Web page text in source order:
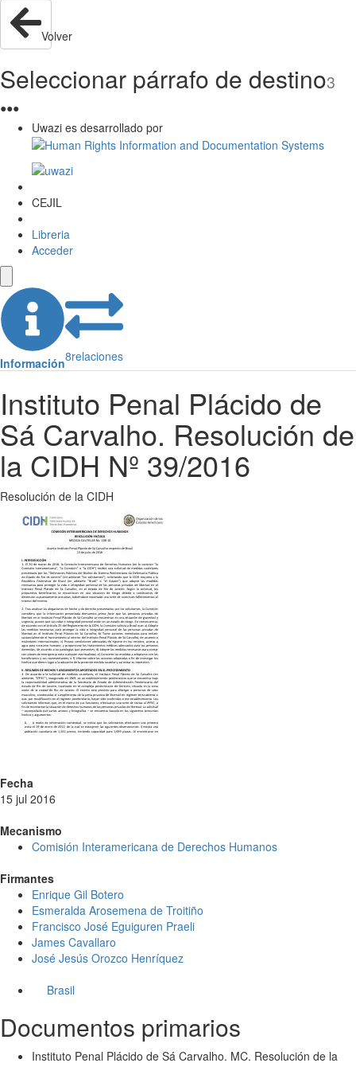
Volver
Seleccionar párrafo de destino3
●●●
Uwazi es desarrollado por
CEJIL
Libreria
Acceder
Información8relaciones
Instituto Penal Plácido de
Sá Carvalho. Resolución de
la CIDH Nº 39/2016
Resolución de la CIDH
Fecha
15 jul 2016
Mecanismo
Comisión Interamericana de Derechos Humanos
Firmantes
Enrique Gil Botero
Esmeralda Arosemena de Troitiño
Francisco José Eguiguren Praeli
James Cavallaro
José Jesús Orozco Henríquez
Brasil
Documentos primarios
Instituto Penal Plácido de Sá Carvalho. MC. Resolución de la